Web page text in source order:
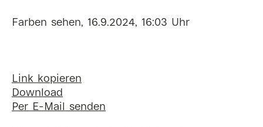
Farben sehen, 16.9.2024, 16:03 Uhr
Link kopieren
Download
Per E-Mail senden